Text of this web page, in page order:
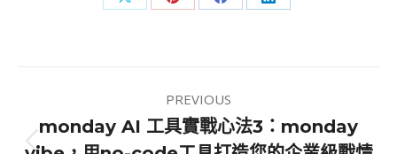
Share Share Share Share
navigation
PREVIOUS
monday AI 工具實戰心法3：monday